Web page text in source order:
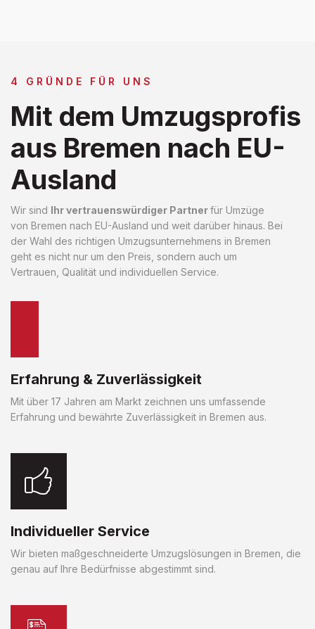
4 GRÜNDE FÜR UNS
Mit dem Umzugsprofis
aus Bremen nach EU-
Ausland
Wir sind Ihr vertrauenswürdiger Partnerfür Umzüge
von Bremen nach EU-Ausland und weit darüber hinaus. Bei
der Wahl des richtigen Umzugsunternehmens in Bremen
geht es nicht nur um den Preis, sondern auch um
Vertrauen, Qualität und individuellen Service.
Erfahrung & Zuverlässigkeit
Mit über 17 Jahren am Markt zeichnen uns umfassende
Erfahrung und bewährte Zuverlässigkeit in Bremen aus.
Individueller Service
Wir bieten maßgeschneiderte Umzugslösungen in Bremen, die
genau auf Ihre Bedürfnisse abgestimmt sind.